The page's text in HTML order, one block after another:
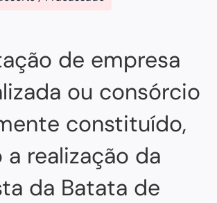
de empresa
ou consórcio
constituído,
a realização da
da Batata de